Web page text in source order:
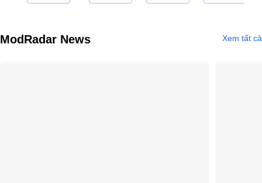
ModRadar News Xem tất cả